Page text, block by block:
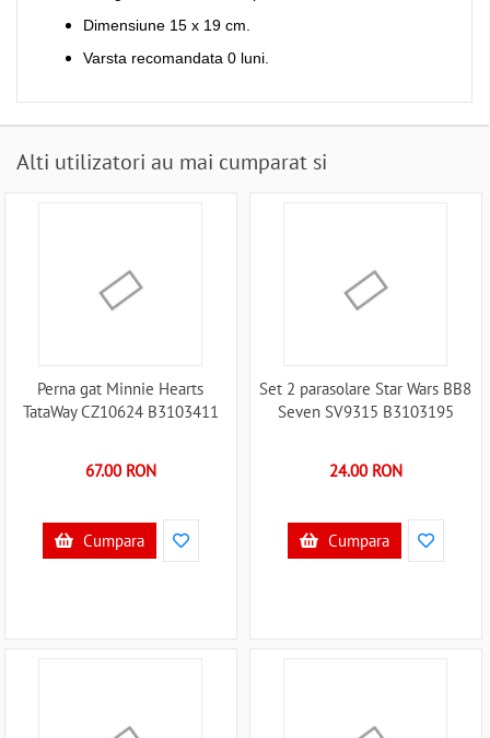
Dimensiune 15 x 19 cm.
Varsta recomandata 0 luni.
Alti utilizatori au mai cumparat si
Perna gat Minnie Hearts
TataWay CZ10624 B3103411
67.00 RON
Cumpara
Set 2 parasolare Star Wars BB8
Seven SV9315 B3103195
24.00 RON
Cumpara